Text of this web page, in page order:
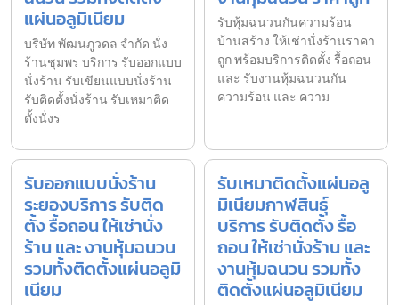
แผ่นอลูมิเนียม
บริษัท พัฒนภูวดล จำกัด นั่ง
ร้านชุมพร บริการ รับออกแบบ
นั่งร้าน รับเขียนแบบนั่งร้าน
รับติดตั้งนั่งร้าน รับเหมาติด
ตั้งนั่งร
รับหุ้มฉนวนกันความร้อน
บ้านสร้าง ให้เช่านั่งร้านราคา
ถูก พร้อมบริการติดตั้ง รื้อถอน
และ รับงานหุ้มฉนวนกัน
ความร้อน และ ความ
รับออกแบบนั่งร้าน
ระยองบริการ รับติด
ตั้ง รื้อถอน ให้เช่านั่ง
ร้าน และ งานหุ้มฉนวน
รวมทั้งติดตั้งแผ่นอลูมิ
เนียม
รับเหมาติดตั้งแผ่นอลู
มิเนียมกาฬสินธุ์
บริการ รับติดตั้ง รื้อ
ถอน ให้เช่านั่งร้าน และ
งานหุ้มฉนวน รวมทั้ง
ติดตั้งแผ่นอลูมิเนียม